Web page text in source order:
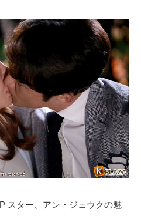
スター、アン・ジェウクの魅